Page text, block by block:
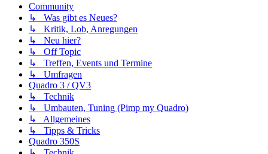
Community
↳ Was gibt es Neues?
↳ Kritik, Lob, Anregungen
↳ Neu hier?
↳ Off Topic
↳ Treffen, Events und Termine
↳ Umfragen
Quadro 3 / QV3
↳ Technik
↳ Umbauten, Tuning (Pimp my Quadro)
↳ Allgemeines
↳ Tipps & Tricks
Quadro 350S